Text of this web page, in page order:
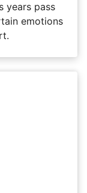
years pass
emotions